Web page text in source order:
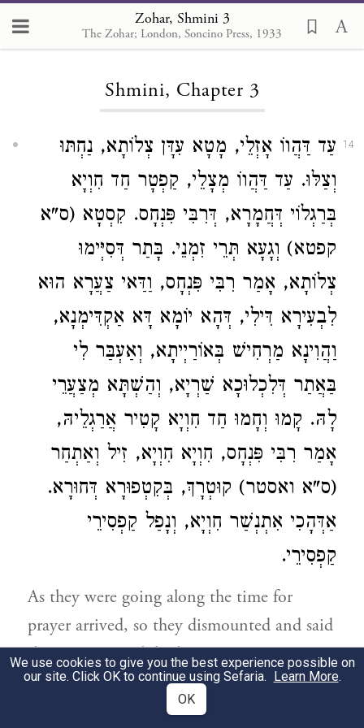
Zohar, Shmini 3
The Zohar; London, Soncino Press, 1933
Loading...
Shmini, Chapter 3
14
עַד דַּהֲווֹ אָזְלֵי, מָטָא עִדָּן צְלוֹתָא, נַחְתּוּ
וְצַלּוּ. עַד דַּהֲווֹ מְצָלֵי, קַפְטָר חַד חִוְיָא
בְּרַגְלוֹי דְּחֲמָרָא, דְּרִבִּי פִּנְחָס. קִסְטָא (ס"א
קפטא) וְגָעָא תְּרֵי זִמְנֵי. בָּתַר דְּסִיְּימוּ
צְלוֹתָא, אָמַר רִבִּי פִּנְחָס, וַדַּאי צַעֲרָא הוּא
לִבְעִירָא דִּילִי, דְּהָא יוֹמָא דָּא אַקְדִּימְנָא,
וַהֲוִינָא מַרְחִישׁ בְּאוֹרַיְיתָא, וְאַעְבַּר לִי
בַּאֲתַר דְּלִכְלוּכָא שַׁרְיָא, וְהַשְׁתָּא מְצַעֲרֵי
לָהּ. קָמוּ וְחָמוּ חַד חִוְיָא קָטִיר אֲרַגְלֵיהּ,
אָמַר רִבִּי פִּנְחָס, חִוְיָא חִוְיָא, זִיל וְאַתְחַר
(ס"א ואסטר) קוּטְרָךְ, בְּקִטְפוּרָא דְּחוּרָא.
אַדְּהָכִי אִתְנְשַׁר חִוְיָא, וְנָפַל קַפְסִירֵי
קַפְסִירֵי.
As they were going along the time for
prayer arrived, so they dismounted and said
their prayers. While they were praying a
serpent wound itself round the legs of the
ass of R. Phineas, which thereupon uttered
We use cookies to give you the best experience possible on
our site. Click OK to continue using Sefaria. Learn More.
OK